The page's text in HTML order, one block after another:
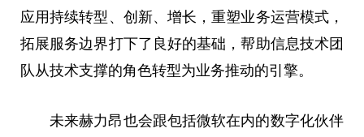
应用持续转型、创新、增长，重塑业务运营模式，
拓展服务边界打下了良好的基础，帮助信息技术团
队从技术支撑的角色转型为业务推动的引擎。
未来赫力昂也会跟包括微软在内的数字化伙伴